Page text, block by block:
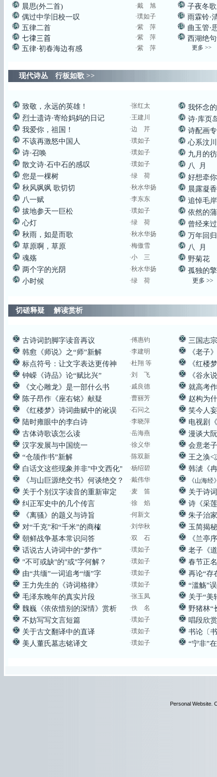
晨思(外二首) ·戴 旭
偶过中学旧校一叹 ·璞如子
五律二首 ·紫 萍
七律三首 ·紫 萍
五律·初春海边有感 ·紫 萍
子夜冬
雨霖铃·
曲玉管·
西湖绝
更多 >>
现代诗丛 行板如歌>>
致敬，永远的英雄！ ·张红太
烈士遗诗·寄给妈妈的日记 ·王建川
我爱你，祖国！ ·边 芹
不该再激怒中国人 ·璞如子
诗·召唤 ·璞如子
散文诗·石中石的感叹 ·璞如子
您是一棵树 ·绿 荷
秋风飒飒 歌切切 ·秋水华扬
八一赋 ·李东东
拔地参天一巨松 ·璞如子
心灯 ·绿 荷
秋雨，如是而歌 ·秋水华扬
草原啊，草原 ·梅傲雪
魂殇 ·小 三
两个字的光阴 ·秋水华扬
小时候 ·绿 荷
我怀念
诗·库页
诗配画
心系汶
九月的
八 月
好想牵
晨露凝香
追悼毛
依然的
曾经来过
万年回归
八 月
野菊花
孤独的
更多 >>
切磋释疑 解读赏析
古诗词韵脚字读音再议 ·傅惠钧
韩愈《师说》之“师”新解 ·李建明
标点符号：让文字表达更传神 ·杜翔 等
钟嵘《诗品》论“赋比兴” ·刘 飞
《文心雕龙》是一部什么书 ·戚良德
陈子昂作《座右铭》献疑 ·曹丽芳
《红楼梦》诗词曲赋中的讹误 ·石问之
陆时雍眼中的李白诗 ·李晓萍
古体诗歌该怎么读 ·岳海燕
汉字发展与中国统一 ·徐义华
“仓颉作书”新解 ·陈双新
白话文这些现象并非"中文西化" ·杨绍碧
《与山巨源绝交书》何谈绝交？ ·戴伟华
关于个别汉字读音的重新审定 ·麦 笛
纠正军史中的几个传言 ·徐 焰
《离骚》的题义与诗旨 ·何新文
对“千克”和“千米”的商榷 ·刘华秋
朝鲜战争基本常识问答 ·双 石
话说古人诗词中的“梦作” ·璞如子
"不可或缺"的"或"字何解？ ·璞如子
由“共缅”一词追考“缅”字 ·璞如子
王力先生的《诗词格律》 ·璞如子
毛泽东晚年的真实片段 ·张玉凤
魏巍《依依惜别的深情》赏析 ·佚 名
不妨写写文言短篇 ·璞如子
关于古文翻译中的直译 ·璞如子
美人董氏墓志铭译文 ·璞如子
三国志
《老子
《红楼
《谷永
就高考
赵构为
笑今人
电视剧
漫谈大
会意老
王之涣<
韩淲《
《山海
关于诗
诗《采
朱子治
玉简揭
《兰亭
老子《
春节正
再论“存
“滥觞”
关于“美
野猪林“
唱段欣
书论〔
“宁非”
Personal Website.